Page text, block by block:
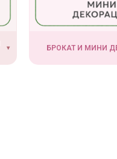
▾ БРОКАТ И МИНИ